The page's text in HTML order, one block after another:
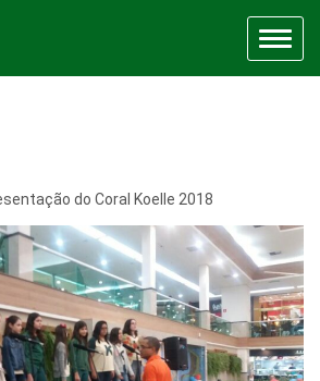
Menu
do Coral Koelle 2018